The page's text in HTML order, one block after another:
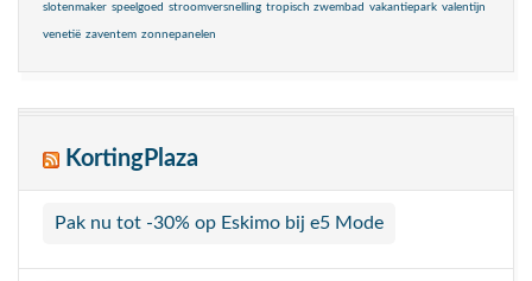
slotenmaker speelgoed stroomversnelling tropisch zwembad vakantiepark valentijn
venetië zaventem zonnepanelen
KortingPlaza
Pak nu tot -30% op Eskimo bij e5 Mode